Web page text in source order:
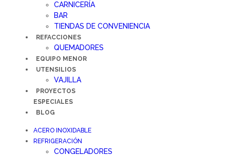
CARNICERÍA
BAR
TIENDAS DE CONVENIENCIA
REFACCIONES
QUEMADORES
EQUIPO MENOR
UTENSILIOS
VAJILLA
PROYECTOS
ESPECIALES
BLOG
ACERO INOXIDABLE
REFRIGERACIÓN
CONGELADORES